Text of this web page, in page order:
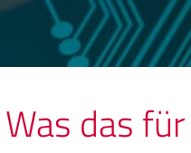
das